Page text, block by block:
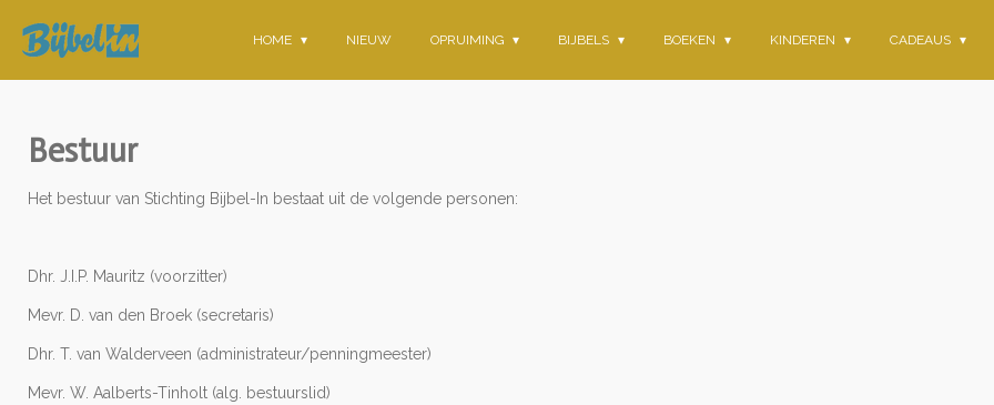
Ga
direct
HOME NIEUW OPRUIMING BIJBELS BOEKEN KINDEREN CADEAUS
Bestuur
Het bestuur van Stichting Bijbel-In bestaat uit de volgende personen:
Dhr. J.I.P. Mauritz (voorzitter)
Mevr. D. van den Broek (secretaris)
Dhr. T. van Walderveen (administrateur/penningmeester)
Mevr. W. Aalberts-Tinholt (alg. bestuurslid)